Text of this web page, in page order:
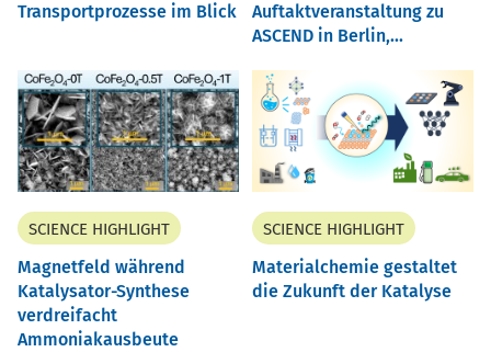
Transportprozesse im Blick
Auftaktveranstaltung zu
ASCEND in Berlin,...
SCIENCE HIGHLIGHT
Magnetfeld während
Katalysator-Synthese
verdreifacht
Ammoniakausbeute
SCIENCE HIGHLIGHT
Materialchemie gestaltet
die Zukunft der Katalyse